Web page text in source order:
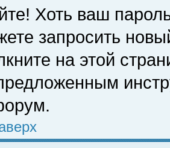
Хоть ваш
запросить
на этой